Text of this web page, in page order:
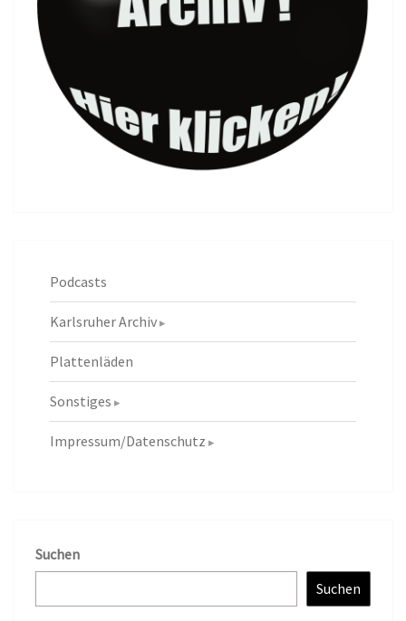
Podcasts
Karlsruher Archiv
Plattenläden
Sonstiges
Impressum/Datenschutz
Suchen
Suchen